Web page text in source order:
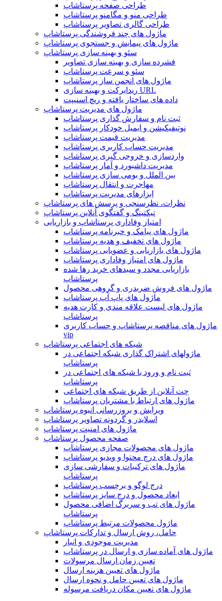
طراحی صفحه پرستاشاپ
طراحی منو و مگامنو پرستاشاپ
طراحی گالری تصاویر پرستاشاپ
ماژول های چند فروشندگی پرستاشاپ
ماژول های پیمایش و جستجوی پرستاشاپ
سئو و بهینه سازی پرستاشاپ
فشرده سازی و بهینه سازی تصاویر
سئو و سرعت پرستاشاپ
ماژول های انجمن ساز پرستاشاپ
ریدایرکت و بهینه سازی URL
داده های ساختار یافته و ریچ اسنیپت
ماژول های مدیریت پرستاشاپ
ثبت نام و سفارش گذاری پرستاشاپ
نوتیفیکیشن و ایمیل خودکار پرستاشاپ
مدیریت قیمت پرستاشاپ
مدیریت حساب کاربری پرستاشاپ
واردسازی و خروجی گیری پرستاشاپ
مدیریت داشبورد و آمار پرستاشاپ
بین الملل و بومی سازی پرستاشاپ
مهاجرت و انتقال پرستاشاپ
ابزارهای مدیریت پرستاشاپ
نظرات، نظرسنجی و پرسش های پرستاشاپ
تیکتینگ و گفتگوی آنلاین پرستاشاپ
امتیاز وفاداری پرستاشاپ و بازاریابی
ماژول های پیامک و خبرنامه پرستاشاپ
ماژول های تخفیف و هدیه پرستاشاپ
ماژول های بازاریابی و عضویابی پرستاشاپ
ماژول های امتیاز وفاداری پرستاشاپ
بازاریابی مجدد و سبدهای خرید رها شده
پرستاشاپ
ماژول های فروش ضربدری و گروهی محصول
ماژول های پاپ آپ پرستاشاپ
ماژول های لیست علاقه مندی و کارت هدیه
پرستاشاپ
ماژول های مناقصه پرستاشاپ و حساب کاربری
vip
شبکه های اجتماعی پرستاشاپ
ماژولهای اشتراک‌ گذاری شبکه اجتماعی در
پرستاشاپ
ثبت نام و ورود با شبکه های اجتماعی در
پرستاشاپ
چت آنلاین از طریق شبکه های اجتماعی
ماژول های ارتباط با مشتریان پرستاشاپ
ویرایش و بروزرسانی انبوه پرستاشاپ
اسلایدر و گردونه تصاویر پرستاشاپ
ماژول های امنیت پرستاشاپ
صفحه محصول پرستاشاپ
ماژول های محصولات مجازی پرستاشاپ
ماژول های درج محتوا و ویدیو پرستاشاپ
ماژول های ترکیبات و سفارشی سازی
پرستاشاپ
درج لوگو و برچسب پرستاشاپ
ابعاد محصول و درج سایز پرستاشاپ
ماژول های تب و سربرگ اضافی محصول
پرستاشاپ
ماژول محصولات مرتبط پرستاشاپ
حامل، روش ارسال و تدارکات پرستاشاپ
مدیریت موجودی و انبار
ماژول های آماده سازی و ارسال در پرستاشاپ
تعیین زمان ارسال مرسولات
ماژول های تعیین هزینه ارسال
ماژول های تعیین حامل و نحوه ارسال
ماژول های تعیین مکان دریافت مرسوله